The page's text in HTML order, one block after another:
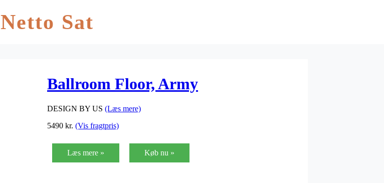
Netto Sat
Ballroom Floor, Army
DESIGN BY US (Læs mere)
5490 kr. (Vis fragtpris)
Læs mere » Køb nu »